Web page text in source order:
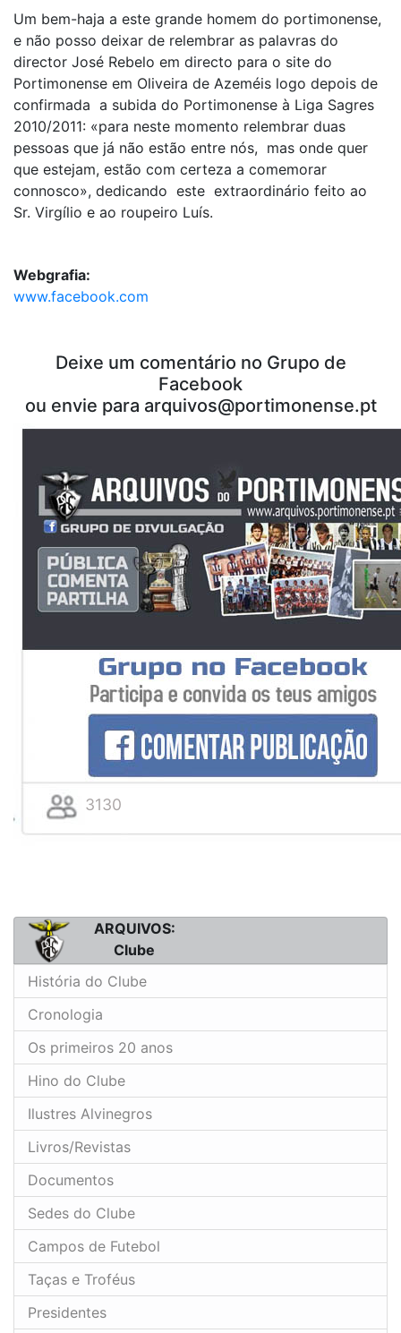
Um bem-haja a este grande homem do portimonense,
e não posso deixar de relembrar as palavras do
director José Rebelo em directo para o site do
Portimonense em Oliveira de Azeméis logo depois de
confirmada a subida do Portimonense à Liga Sagres
2010/2011: «para neste momento relembrar duas
pessoas que já não estão entre nós, mas onde quer
que estejam, estão com certeza a comemorar
connosco», dedicando este extraordinário feito ao
Sr. Virgílio e ao roupeiro Luís.
Webgrafia:
www.facebook.com
Deixe um comentário no Grupo de
Facebook
ou envie para arquivos@portimonense.pt
3130
ARQUIVOS:
Clube
História do Clube
Cronologia
Os primeiros 20 anos
Hino do Clube
Ilustres Alvinegros
Livros/Revistas
Documentos
Sedes do Clube
Campos de Futebol
Taças e Troféus
Presidentes